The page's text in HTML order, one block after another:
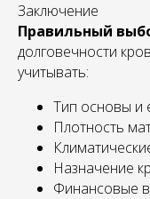
Заключение
Правильный
долговечности
учитывать:
Тип основы и
Плотность
Назначение
Финансовые